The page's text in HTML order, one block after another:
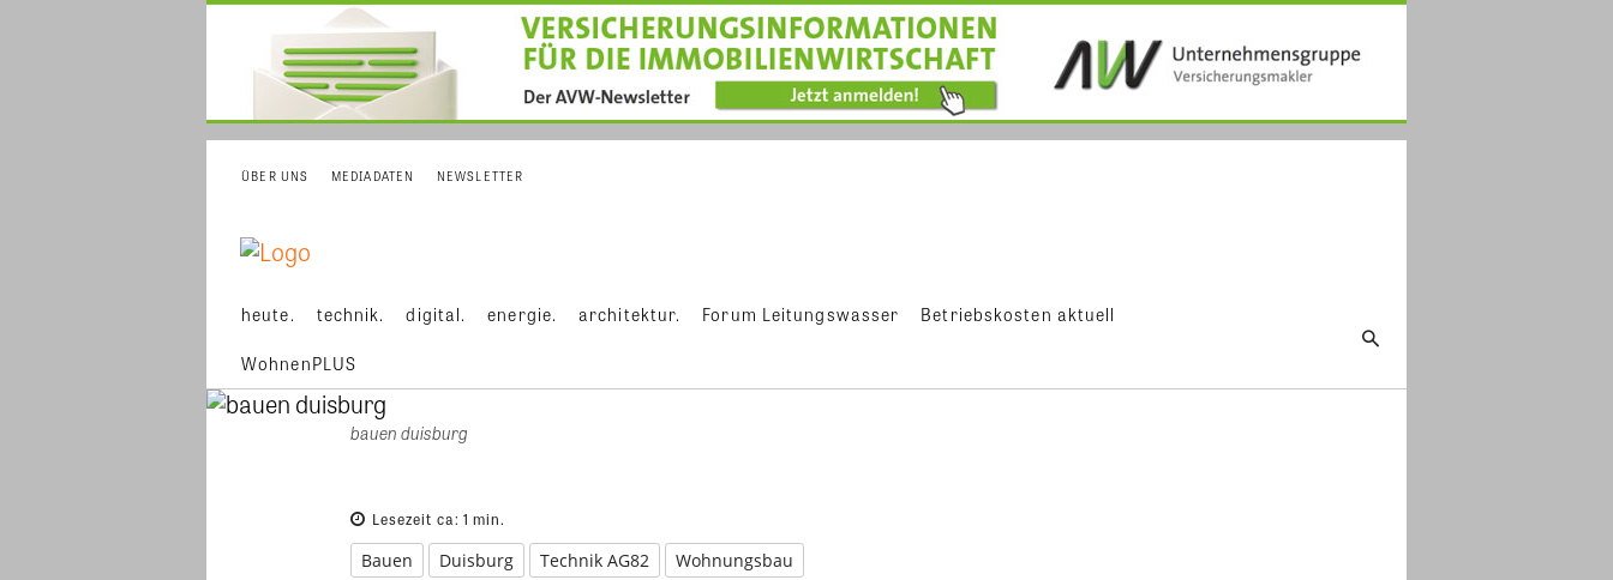
ÜBER UNS MEDIADATEN NEWSLETTER
heute. technik. digital. energie. architektur. Forum Leitungswasser Betriebskosten aktuell
WohnenPLUS
bauen duisburg
Lesezeit ca: 1 min.
Bauen Duisburg Technik AG82 Wohnungsbau